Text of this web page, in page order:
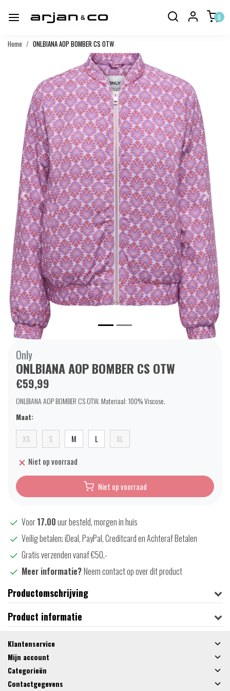
0
Home ONLBIANA AOP BOMBER CS OTW
Vorige
Only
ONLBIANA AOP BOMBER CS OTW
€59,99
ONLBIANA AOP BOMBER CS OTW. Materiaal: 100% Viscose.
Maat:
XS S M L XL
Niet op voorraad
Niet op voorraad
Voor17.00uur besteld, morgen in huis
Veilig betalen; iDeal, PayPal, Creditcard en Achteraf Betalen
Gratis verzenden vanaf €50,-
Meer informatie?Neem contact op over dit product
Productomschrijving
Product informatie
Klantenservice
Mijn account
Categorieën
Contactgegevens